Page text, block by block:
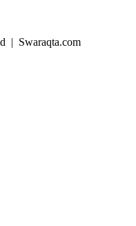
| Swaraqta.com